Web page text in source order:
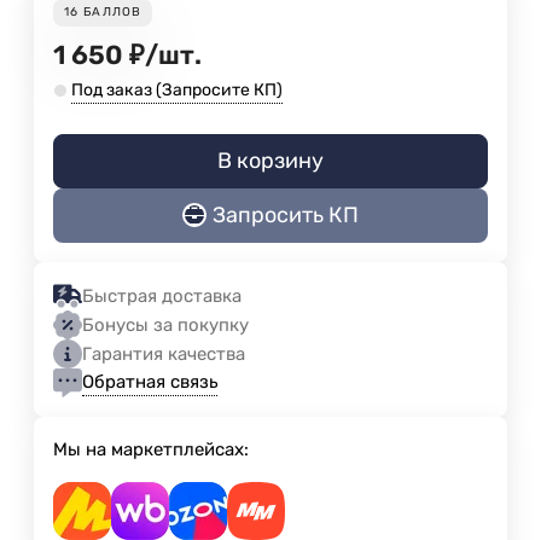
16 БАЛЛОВ
1 650 ₽/шт.
Под заказ (Запросите КП)
В корзину
Запросить КП
Быстрая доставка
Бонусы за покупку
Гарантия качества
Обратная связь
Мы на маркетплейсах: